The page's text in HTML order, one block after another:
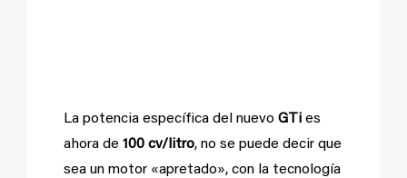
La potencia específica del nuevo GTi es
ahora de 100 cv/litro, no se puede decir que
sea un motor «apretado», con la tecnología